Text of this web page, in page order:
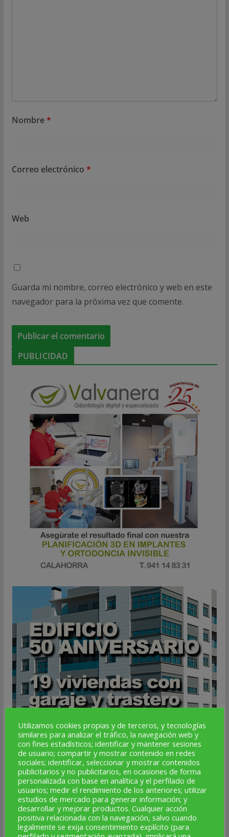
Nombre*
Correo electrónico *
Web
Guarda mi nombre, correo electrónico y web en este
navegador para la próxima vez que comente.
PUBLICIDAD
Utilizamos cookies propias y de terceros, y tecnologías
similares para analizar el tráfico, la navegación web y
con fines estadísticos; identificar y mantener sesiones
de usuario; compartir y mostrar contenido en redes
sociales; identificar, seleccionar y mostrar contenidos
publicitarios y no publicitarios, en ocasiones de forma
personalizada con base en analítica y el perfilado de
usuarios; medir el rendimiento de los anteriores; utilizar
estudios de mercado para generar información; y
desarrollar y mejorar productos. Cualquier acción
positiva relacionada con la navegación, salvo cuando
legalmente se exija consentimiento explícito (para